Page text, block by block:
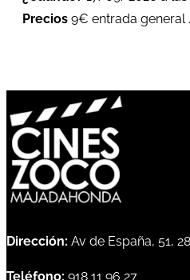
Precios 9€ entrada
Dirección: Av de España, 51,
Teléfono: 918 11 96 27